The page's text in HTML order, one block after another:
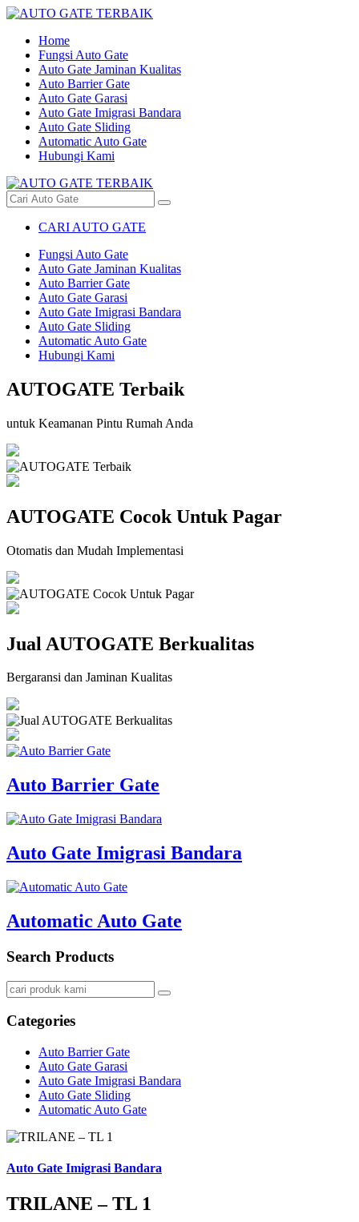
Home
Fungsi Auto Gate
Auto Gate Jaminan Kualitas
Auto Barrier Gate
Auto Gate Garasi
Auto Gate Imigrasi Bandara
Auto Gate Sliding
Automatic Auto Gate
Hubungi Kami
CARI AUTO GATE
Fungsi Auto Gate
Auto Gate Jaminan Kualitas
Auto Barrier Gate
Auto Gate Garasi
Auto Gate Imigrasi Bandara
Auto Gate Sliding
Automatic Auto Gate
Hubungi Kami
AUTOGATE Terbaik
untuk Keamanan Pintu Rumah Anda
AUTOGATE Cocok Untuk Pagar
Otomatis dan Mudah Implementasi
Jual AUTOGATE Berkualitas
Bergaransi dan Jaminan Kualitas
Auto Barrier Gate
Auto Gate Imigrasi Bandara
Automatic Auto Gate
Search Products
Categories
Auto Barrier Gate
Auto Gate Garasi
Auto Gate Imigrasi Bandara
Auto Gate Sliding
Automatic Auto Gate
Auto Gate Imigrasi Bandara
TRILANE – TL 1